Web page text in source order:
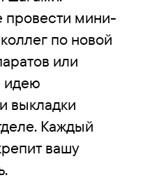
провести мини-
по новой
или
идею
выкладки
Каждый
вашу